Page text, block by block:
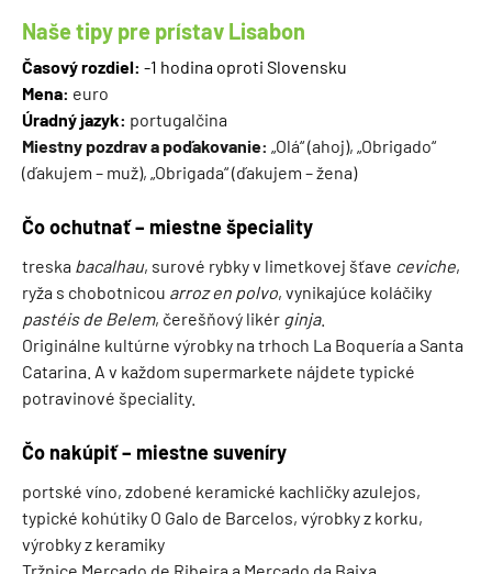
Naše tipy pre prístav Lisabon
Časový rozdiel: -1 hodina oproti Slovensku
Mena: euro
Úradný jazyk: portugalčina
Miestny pozdrav a poďakovanie: „Olá“ (ahoj), „Obrigado“
(ďakujem – muž), „Obrigada“ (ďakujem – žena)
Čo ochutnať – miestne špeciality
treska bacalhau, surové rybky v limetkovej šťave ceviche,
ryža s chobotnicou arroz en polvo, vynikajúce koláčiky
pastéis de Belem, čerešňový likér ginja.
Originálne kultúrne výrobky na trhoch La Boquería a Santa
Catarina. A v každom supermarkete nájdete typické
potravinové špeciality.
Čo nakúpiť – miestne suveníry
portské víno, zdobené keramické kachličky azulejos,
typické kohútiky O Galo de Barcelos, výrobky z korku,
výrobky z keramiky
Tržnice Mercado de Ribeira a Mercado da Baixa